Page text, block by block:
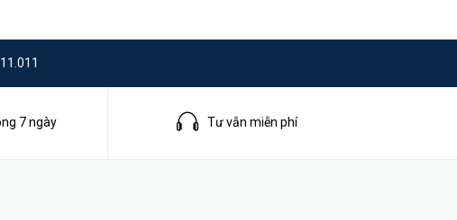
7 ngày Tư vẫn miễn phí